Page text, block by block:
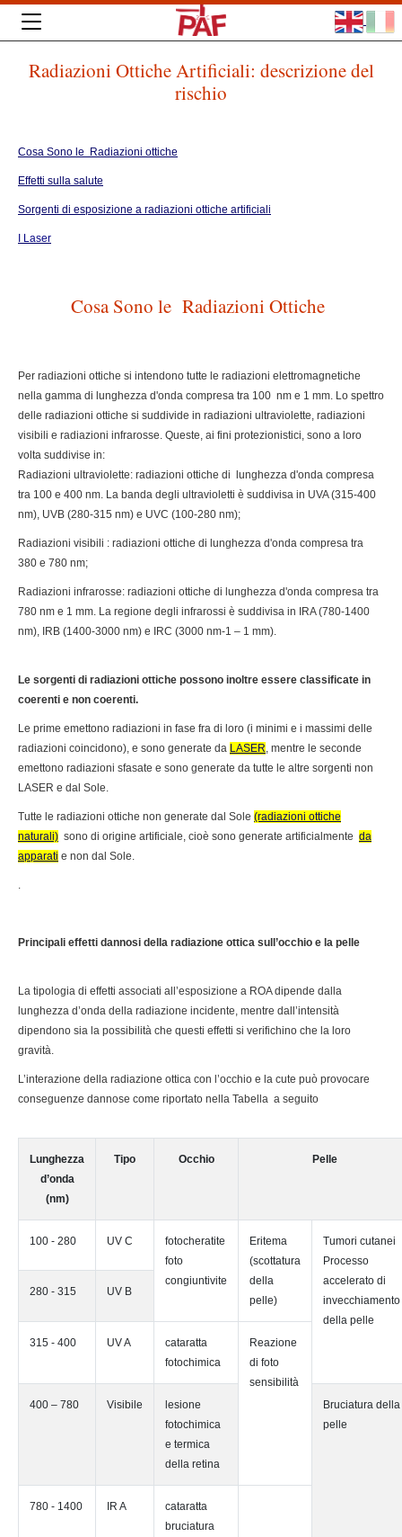
Radiazioni Ottiche Artificiali: descrizione del
rischio
Cosa Sono le Radiazioni ottiche
Effetti sulla salute
Sorgenti di esposizione a radiazioni ottiche artificiali
I Laser
Cosa Sono le Radiazioni Ottiche
Per radiazioni ottiche si intendono tutte le radiazioni elettromagnetiche
nella gamma di lunghezza d'onda compresa tra 100 nm e 1 mm. Lo spettro
delle radiazioni ottiche si suddivide in radiazioni ultraviolette, radiazioni
visibili e radiazioni infrarosse. Queste, ai fini protezionistici, sono a loro
volta suddivise in:
Radiazioni ultraviolette: radiazioni ottiche di lunghezza d'onda compresa
tra 100 e 400 nm. La banda degli ultravioletti è suddivisa in UVA (315-400
nm), UVB (280-315 nm) e UVC (100-280 nm);
Radiazioni visibili : radiazioni ottiche di lunghezza d'onda compresa tra
380 e 780 nm;
Radiazioni infrarosse: radiazioni ottiche di lunghezza d'onda compresa tra
780 nm e 1 mm. La regione degli infrarossi è suddivisa in IRA (780-1400
nm), IRB (1400-3000 nm) e IRC (3000 nm-1 – 1 mm).
Le sorgenti di radiazioni ottiche possono inoltre essere classificate in
coerenti e non coerenti.
Le prime emettono radiazioni in fase fra di loro (i minimi e i massimi delle
radiazioni coincidono), e sono generate da LASER, mentre le seconde
emettono radiazioni sfasate e sono generate da tutte le altre sorgenti non
LASER e dal Sole.
Tutte le radiazioni ottiche non generate dal Sole (radiazioni ottiche
naturali) sono di origine artificiale, cioè sono generate artificialmente da
apparati e non dal Sole.
.
Principali effetti dannosi della radiazione ottica sull’occhio e la pelle
La tipologia di effetti associati all’esposizione a ROA dipende dalla
lunghezza d’onda della radiazione incidente, mentre dall’intensità
dipendono sia la possibilità che questi effetti si verifichino che la loro
gravità.
L’interazione della radiazione ottica con l’occhio e la cute può provocare
conseguenze dannose come riportato nella Tabella a seguito
Lunghezza
d’onda
(nm)
Tipo Occhio Pelle
100 - 280 UV C
fotocheratite
foto
congiuntivite
Eritema
(scottatura
della
pelle)
Tumori cutanei
Processo
accelerato di
invecchiamento
della pelle
280 - 315 UV B
315 - 400 UV A
cataratta
fotochimica
Reazione
di foto
sensibilità
400 – 780
Visibile
lesione
fotochimica
e termica
della retina
Bruciatura della
pelle
780 - 1400 IR A
cataratta
bruciatura